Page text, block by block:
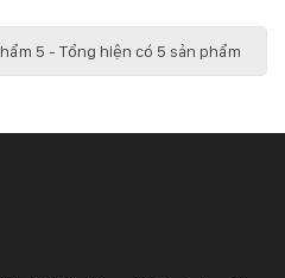
5 - Tổng hiện có 5 sản phẩm